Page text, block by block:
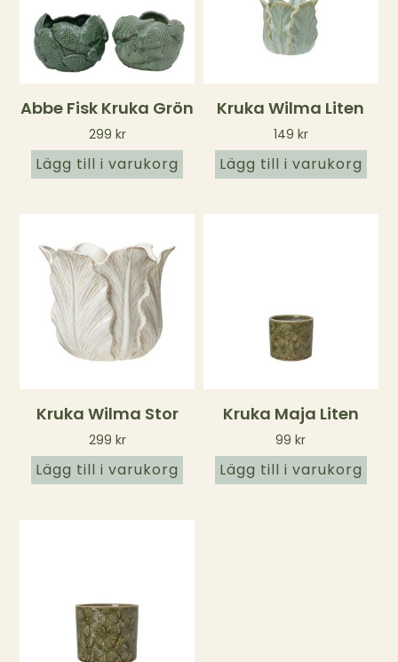
Abbe Fisk Kruka Grön
299 kr
Lägg till i varukorg
Kruka Wilma Liten
149 kr
Lägg till i varukorg
Kruka Wilma Stor
299 kr
Lägg till i varukorg
Kruka Maja Liten
99kr
Lägg till i varukorg